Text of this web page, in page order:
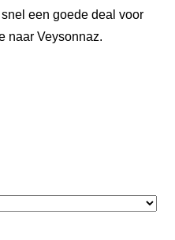
een goede deal voor
naar Veysonnaz.